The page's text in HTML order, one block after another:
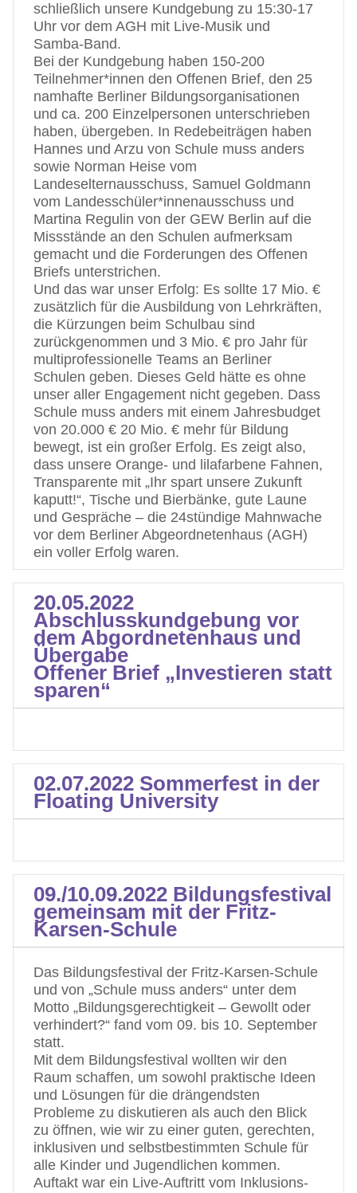
schließlich unsere Kundgebung zu 15:30-17
Uhr vor dem AGH mit Live-Musik und
Samba-Band.
Bei der Kundgebung haben 150-200
Teilnehmer*innen den Offenen Brief, den 25
namhafte Berliner Bildungsorganisationen
und ca. 200 Einzelpersonen unterschrieben
haben, übergeben. In Redebeiträgen haben
Hannes und Arzu von Schule muss anders
sowie Norman Heise vom
Landeselternausschuss, Samuel Goldmann
vom Landesschüler*innenausschuss und
Martina Regulin von der GEW Berlin auf die
Missstände an den Schulen aufmerksam
gemacht und die Forderungen des Offenen
Briefs unterstrichen.
Und das war unser Erfolg: Es sollte 17 Mio. €
zusätzlich für die Ausbildung von Lehrkräften,
die Kürzungen beim Schulbau sind
zurückgenommen und 3 Mio. € pro Jahr für
multiprofessionelle Teams an Berliner
Schulen geben. Dieses Geld hätte es ohne
unser aller Engagement nicht gegeben. Dass
Schule muss anders mit einem Jahresbudget
von 20.000 € 20 Mio. € mehr für Bildung
bewegt, ist ein großer Erfolg. Es zeigt also,
dass unsere Orange- und lilafarbene Fahnen,
Transparente mit „Ihr spart unsere Zukunft
kaputt!“, Tische und Bierbänke, gute Laune
und Gespräche – die 24stündige Mahnwache
vor dem Berliner Abgeordnetenhaus (AGH)
ein voller Erfolg waren.
20.05.2022
Abschlusskundgebung vor
dem Abgordnetenhaus und
Übergabe
Offener Brief „Investieren statt
sparen“
02.07.2022 Sommerfest in der
Floating University
09./10.09.2022 Bildungsfestival
gemeinsam mit der Fritz-
Karsen-Schule
Das Bildungsfestival der Fritz-Karsen-Schule
und von „Schule muss anders“ unter dem
Motto „Bildungsgerechtigkeit – Gewollt oder
verhindert?“ fand vom 09. bis 10. September
statt.
Mit dem Bildungsfestival wollten wir den
Raum schaffen, um sowohl praktische Ideen
und Lösungen für die drängendsten
Probleme zu diskutieren als auch den Blick
zu öffnen, wie wir zu einer guten, gerechten,
inklusiven und selbstbestimmten Schule für
alle Kinder und Jugendlichen kommen.
Auftakt war ein Live-Auftritt vom Inklusions-